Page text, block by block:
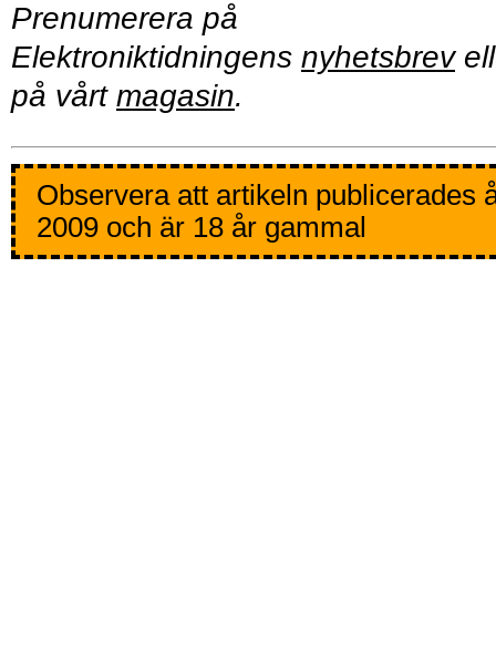
Prenumerera på
Elektroniktidningens nyhetsbrev
på vårt magasin.
Observera att artikeln publicerades
2009 och är 18 år gammal